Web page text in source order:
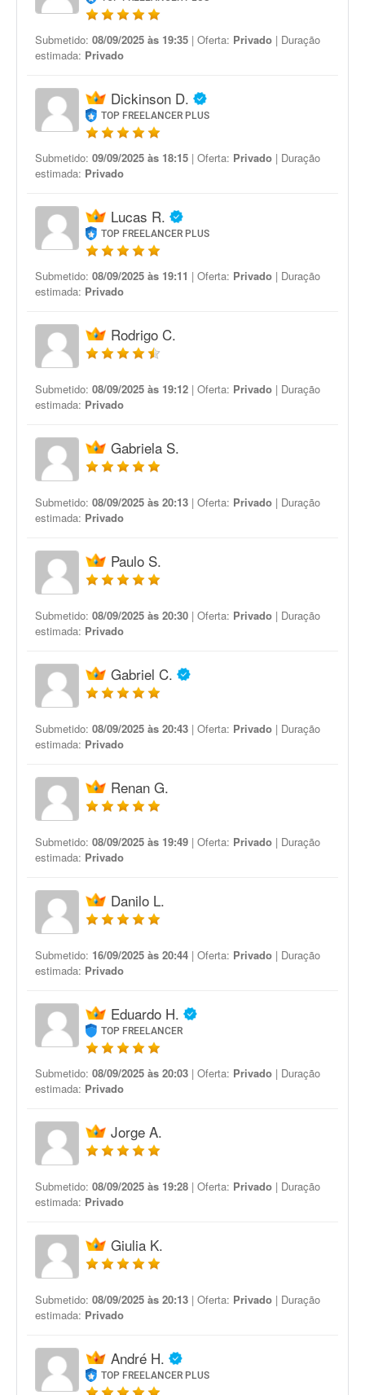
Submetido: 08/09/2025 às 19:35 | Oferta: Privado | Duração
estimada: Privado
Dickinson D.
TOP FREELANCER PLUS
Submetido: 09/09/2025 às 18:15 | Oferta: Privado | Duração
estimada: Privado
Lucas R.
TOP FREELANCER PLUS
Submetido: 08/09/2025 às 19:11 | Oferta: Privado | Duração
estimada: Privado
Rodrigo C.
Submetido: 08/09/2025 às 19:12 | Oferta: Privado | Duração
estimada: Privado
Gabriela S.
Submetido: 08/09/2025 às 20:13 | Oferta: Privado | Duração
estimada: Privado
Paulo S.
Submetido: 08/09/2025 às 20:30 | Oferta: Privado | Duração
estimada: Privado
Gabriel C.
Submetido: 08/09/2025 às 20:43 | Oferta: Privado | Duração
estimada: Privado
Renan G.
Submetido: 08/09/2025 às 19:49 | Oferta: Privado | Duração
estimada: Privado
Danilo L.
Submetido: 16/09/2025 às 20:44 | Oferta: Privado | Duração
estimada: Privado
Eduardo H.
TOP FREELANCER
Submetido: 08/09/2025 às 20:03 | Oferta: Privado | Duração
estimada: Privado
Jorge A.
Submetido: 08/09/2025 às 19:28 | Oferta: Privado | Duração
estimada: Privado
Giulia K.
Submetido: 08/09/2025 às 20:13 | Oferta: Privado | Duração
estimada: Privado
André H.
TOP FREELANCER PLUS